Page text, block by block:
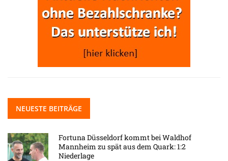
NEUESTE BEITRÄGE
Fortuna Düsseldorf kommt bei Waldhof
Mannheim zu spät aus dem Quark: 1:2
Niederlage